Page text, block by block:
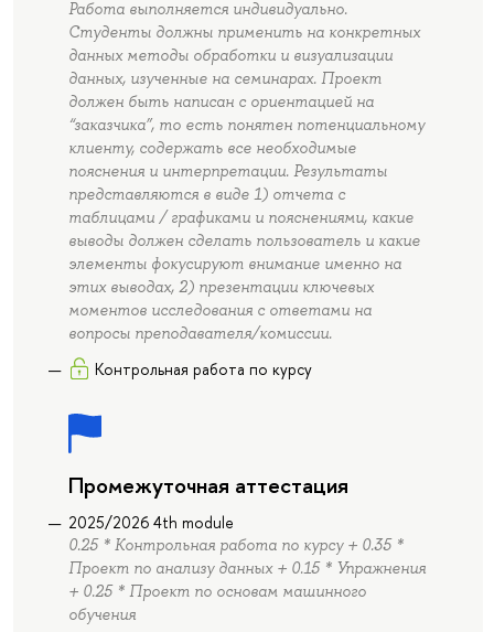
Работа выполняется индивидуально.
Студенты должны применить на конкретных
данных методы обработки и визуализации
данных, изученные на семинарах. Проект
должен быть написан с ориентацией на
“заказчика”, то есть понятен потенциальному
клиенту, содержать все необходимые
пояснения и интерпретации. Результаты
представляются в виде 1) отчета с
таблицами / графиками и пояснениями, какие
выводы должен сделать пользователь и какие
элементы фокусируют внимание именно на
этих выводах, 2) презентации ключевых
моментов исследования с ответами на
вопросы преподавателя/комиссии.
Контрольная работа по курсу
Промежуточная аттестация
2025/2026 4th module
0.25 * Контрольная работа по курсу + 0.35 *
Проект по анализу данных + 0.15 * Упражнения
+ 0.25 * Проект по основам машинного
обучения